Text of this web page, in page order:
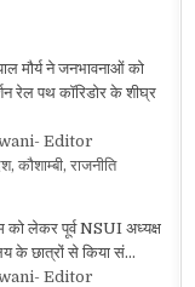
मौर्य ने जनभावनाओं को
रेल पथ कॉरिडोर के शीघ्र
Editor
कौशाम्बी, राजनीति
को लेकर पूर्व NSUI अध्यक्ष
के छात्रों से किया सं…
Editor